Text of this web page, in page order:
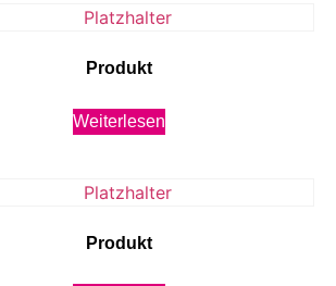
Produkt
Weiterlesen
Produkt